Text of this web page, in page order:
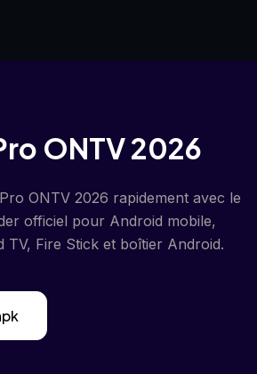
ONTV 2026
ONTV 2026 rapidement avec le
officiel pour Android mobile,
TV, Fire Stick et boîtier Android.